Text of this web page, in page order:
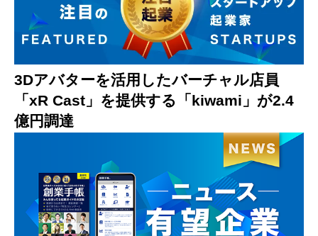
3Dアバターを活用したバーチャル店員
「xR Cast」を提供する「kiwami」が2.4
億円調達